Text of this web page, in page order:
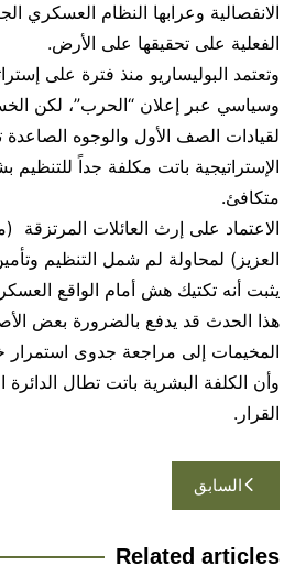
الانفصالية وعرابها النظام العسكري
الفعلية على تحقيقها على الأرض.
​وتعتمد البوليساريو منذ فترة على
وسياسي عبر إعلان “الحرب”، لكن
لقيادات الصف الأول والوجوه الصاعدة
الإستراتيجية باتت مكلفة جداً
متكافئ.
​الاعتماد على إرث العائلات المرتزقة
العزيز) لمحاولة لم شمل التنظيم
يثبت أنه تكتيك هش أمام الواقع
هذا الحدث قد يدفع بالضرورة بعض
المخيمات إلى مراجعة جدوى استمرار
وأن الكلفة البشرية باتت تطال الدائرة
القرار.
تصفّح
المقالات
السابق
Related articles